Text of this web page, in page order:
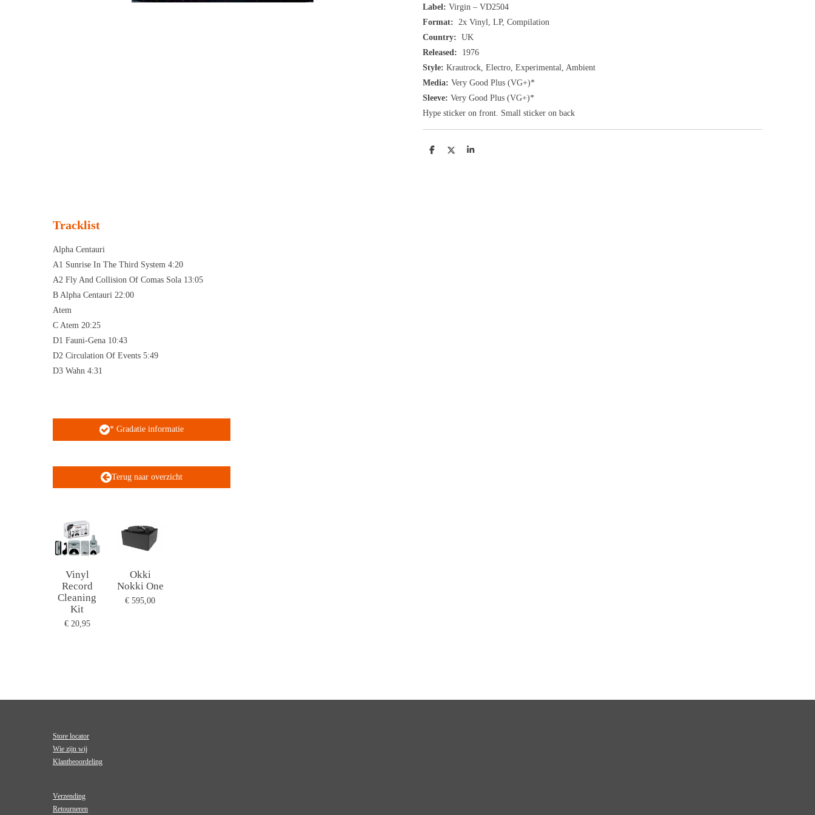
Label: Virgin ‎– VD2504
Format: 2x Vinyl, LP, Compilation
Country: UK
Released: 1976
Style: Krautrock, Electro, Experimental, Ambient
Media: Very Good Plus (VG+)*
Sleeve: Very Good Plus (VG+)*
Hype sticker on front. Small sticker on back
D
D
S
Tracklist
Alpha Centauri
A1 Sunrise In The Third System 4:20
A2 Fly And Collision Of Comas Sola 13:05
B Alpha Centauri 22:00
Atem
C Atem 20:25
D1 Fauni-Gena 10:43
D2 Circulation Of Events 5:49
D3 Wahn 4:31
* Gradatie informatie
Terug naar overzicht
Vinyl
Record
Cleaning
Kit
€ 20,95
Okki
Nokki One
€ 595,00
Store locator
Wie zijn wij
Klantbeoordeling
Verzending
Retourneren